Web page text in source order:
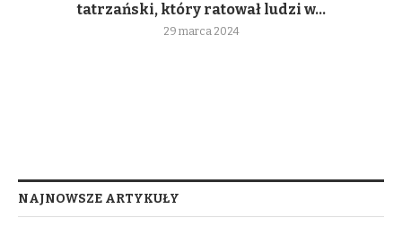
tatrzański, który ratował ludzi w...
29 marca 2024
NAJNOWSZE ARTYKUŁY